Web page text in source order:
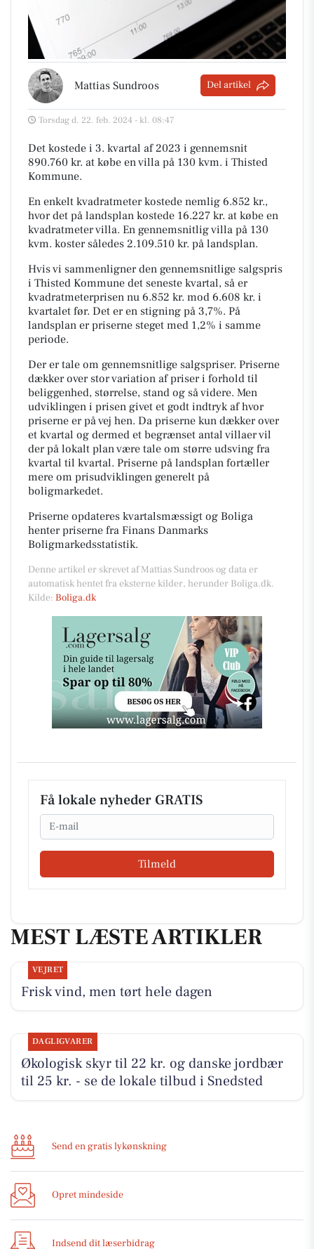
Mattias Sundroos Del artikel
Torsdag d. 22. feb. 2024 - kl. 08:47
Det kostede i 3. kvartal af 2023 i gennemsnit
890.760 kr. at købe en villa på 130 kvm. i Thisted
Kommune.
En enkelt kvadratmeter kostede nemlig 6.852 kr.,
hvor det på landsplan kostede 16.227 kr. at købe en
kvadratmeter villa. En gennemsnitlig villa på 130
kvm. koster således 2.109.510 kr. på landsplan.
Hvis vi sammenligner den gennemsnitlige salgspris
i Thisted Kommune det seneste kvartal, så er
kvadratmeterprisen nu 6.852 kr. mod 6.608 kr. i
kvartalet før. Det er en stigning på 3,7%. På
landsplan er priserne steget med 1,2% i samme
periode.
Der er tale om gennemsnitlige salgspriser. Priserne
dækker over stor variation af priser i forhold til
beliggenhed, størrelse, stand og så videre. Men
udviklingen i prisen givet et godt indtryk af hvor
priserne er på vej hen. Da priserne kun dækker over
et kvartal og dermed et begrænset antal villaer vil
der på lokalt plan være tale om større udsving fra
kvartal til kvartal. Priserne på landsplan fortæller
mere om prisudviklingen generelt på
boligmarkedet.
Priserne opdateres kvartalsmæssigt og Boliga
henter priserne fra Finans Danmarks
Boligmarkedsstatistik.
Denne artikel er skrevet af Mattias Sundroos og data er
automatisk hentet fra eksterne kilder, herunder Boliga.dk.
Kilde: Boliga.dk
Få lokale nyheder GRATIS
Email
Tilmeld
MEST LÆSTE ARTIKLER
VEJRET
Frisk vind, men tørt hele dagen
DAGLIGVARER
Økologisk skyr til 22 kr. og danske jordbær
til 25 kr. - se de lokale tilbud i Snedsted
Send en gratis lykønskning
Opret mindeside
Indsend dit læserbidrag